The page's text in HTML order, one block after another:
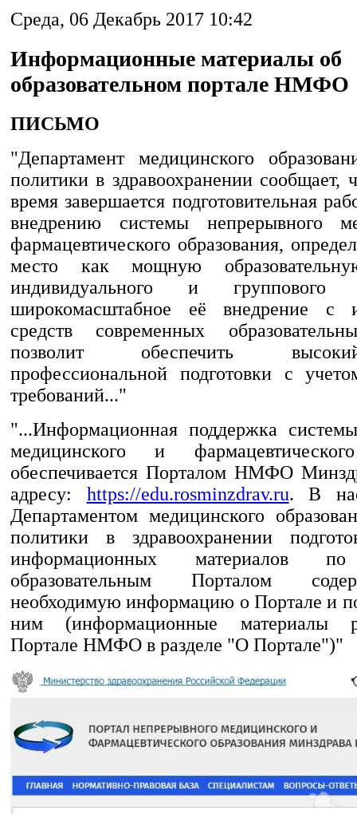
Среда, 06 Декабрь 2017 10:42
Информационные материалы об
образовательном портале НМФО
ПИСЬМО
"Департамент медицинского
политики в здравоохранении сообщает,
время завершается подготовительная
внедрению системы непрерывного
фармацевтического образования,
место как мощную
индивидуального и
широкомасштабное её внедрение с
средств современных
позволит обеспечить
профессиональной подготовки с
требований..."
"...Информационная поддержка
медицинского и
обеспечивается Порталом НМФО
адресу: https://edu.rosminzdrav.ru. В
Департаментом медицинского
политики в здравоохранении
информационных материалов
образовательным Порталом
необходимую информацию о Портале и
ним (информационные материалы
Портале НМФО в разделе "О Портале")"